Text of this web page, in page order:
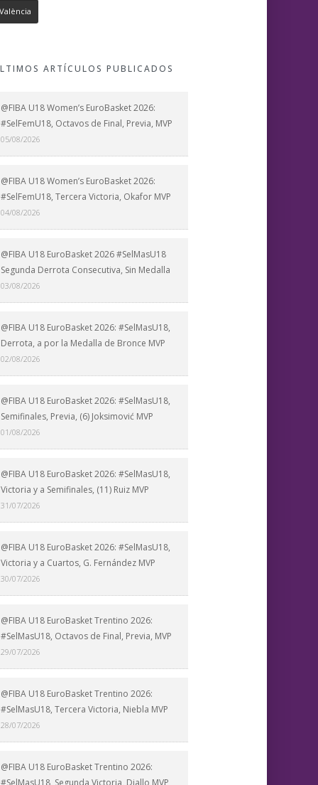
València
ARTÍCULOS PUBLICADOS
@FIBA U18 Women’s EuroBasket 2026:
#SelFemU18, Octavos de Final, Previa, MVP
05/08/2026
@FIBA U18 Women’s EuroBasket 2026:
#SelFemU18, Tercera Victoria, Okafor MVP
04/08/2026
@FIBA U18 EuroBasket 2026 #SelMasU18
Segunda Derrota Consecutiva, Sin Medalla
03/08/2026
@FIBA U18 EuroBasket 2026: #SelMasU18,
Derrota, a por la Medalla de Bronce MVP
02/08/2026
@FIBA U18 EuroBasket 2026: #SelMasU18,
Semifinales, Previa, (6) Joksimović MVP
01/08/2026
@FIBA U18 EuroBasket 2026: #SelMasU18,
Victoria y a Semifinales, (11) Ruiz MVP
31/07/2026
@FIBA U18 EuroBasket 2026: #SelMasU18,
Victoria y a Cuartos, G. Fernández MVP
30/07/2026
@FIBA U18 EuroBasket Trentino 2026:
#SelMasU18, Octavos de Final, Previa, MVP
29/07/2026
@FIBA U18 EuroBasket Trentino 2026:
#SelMasU18, Tercera Victoria, Niebla MVP
28/07/2026
@FIBA U18 EuroBasket Trentino 2026:
#SelMasU18, Segunda Victoria, Diallo MVP